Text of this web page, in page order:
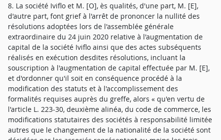
8. La société Iviflo et M. [O], ès qualités, d'une part, M. [E],
d'autre part, font grief à l'arrêt de prononcer la nullité des
résolutions adoptées lors de l'assemblée générale
extraordinaire du 24 juin 2020 relative à l'augmentation de
capital de la société Iviflo ainsi que des actes subséquents
réalisés en exécution desdites résolutions, incluant la
souscription à l'augmentation de capital effectuée par M. [E],
et d'ordonner qu'il soit en conséquence procédé à la
modification des statuts et à l'accomplissement des
formalités requises auprès du greffe, alors « qu'en vertu de
l'article L. 223-30, deuxième alinéa, du code de commerce, les
modifications statutaires des sociétés à responsabilité limitée
autres que le changement de la nationalité de la société sont